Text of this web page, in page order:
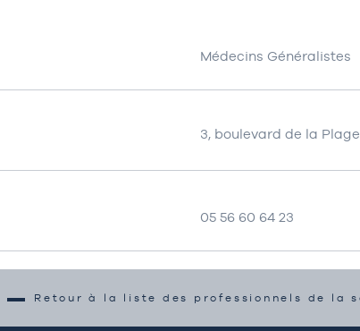
Médecins Généralistes
3, boulevard de la
05 56 60 64 23
Retour à la liste des professionnels de la